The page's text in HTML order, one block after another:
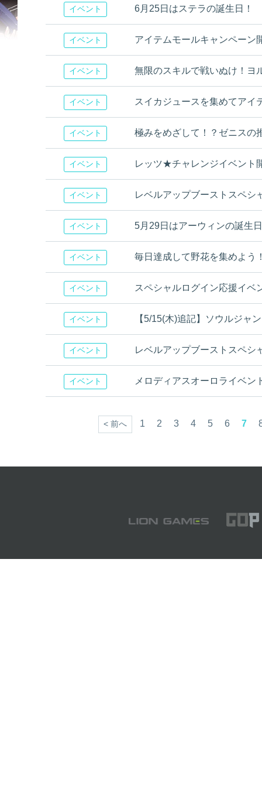
イベント 6月25日はステラの誕生日！
イベント アイテムモールキャンペーン
イベント 無限のスキルで戦いぬけ！ヨ
イベント スイカジュースを集めてアイ
イベント 極みをめざして！？ゼニスの
イベント レッツ★チャレンジイベント
イベント レベルアップブーストスペシ
イベント 5月29日はアーウィンの誕生
イベント 毎日達成して野花を集めよう
イベント スペシャルログイン応援イベ
イベント 【5/15(木)追記】ソウルジャ
イベント レベルアップブーストスペシ
イベント メロディアスオーロライベン
< 前へ 1 2 3 4 5 6 7